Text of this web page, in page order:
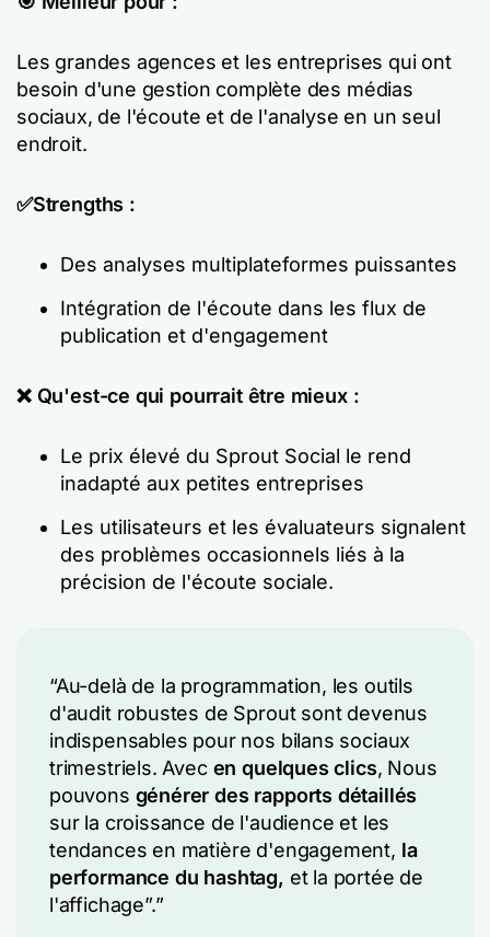
Les grandes agences et les entreprises qui ont
besoin d'une gestion complète des médias
sociaux, de l'écoute et de l'analyse en un seul
endroit.
✅Strengths :
Des analyses multiplateformes puissantes
Intégration de l'écoute dans les flux de
publication et d'engagement
❌ Qu'est-ce qui pourrait être mieux :
Le prix élevé du Sprout Social le rend
inadapté aux petites entreprises
Les utilisateurs et les évaluateurs signalent
des problèmes occasionnels liés à la
précision de l'écoute sociale.
“Au-delà de la programmation, les outils
d'audit robustes de Sprout sont devenus
indispensables pour nos bilans sociaux
trimestriels. Avec en quelques clics, Nous
pouvons générer des rapports détaillés
sur la croissance de l'audience et les
tendances en matière d'engagement, la
performance du hashtag, et la portée de
l'affichage”.”